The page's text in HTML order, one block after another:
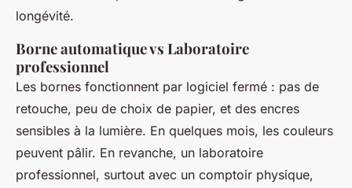
longévité.
Borne automatique vs Laboratoire
professionnel
Les bornes fonctionnent par logiciel fermé : pas de
retouche, peu de choix de papier, et des encres
sensibles à la lumière. En quelques mois, les couleurs
peuvent pâlir. En revanche, un laboratoire
professionnel, surtout avec un comptoir physique,